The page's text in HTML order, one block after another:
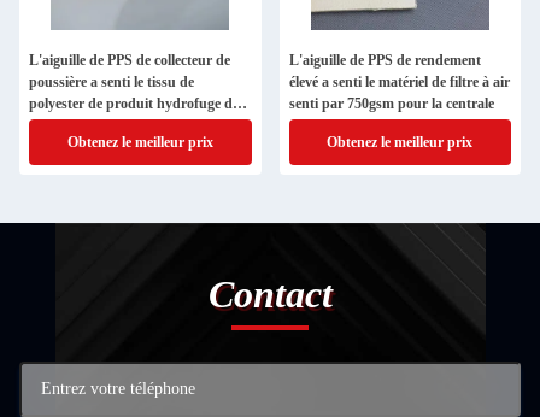
L'aiguille de PPS de collecteur de
poussière a senti le tissu de
polyester de produit hydrofuge de
Ryton d'arrangement de la chaleur
Obtenez le meilleur prix
L'aiguille de PPS de rendement
élevé a senti le matériel de filtre à air
senti par 750gsm pour la centrale
Obtenez le meilleur prix
Contact